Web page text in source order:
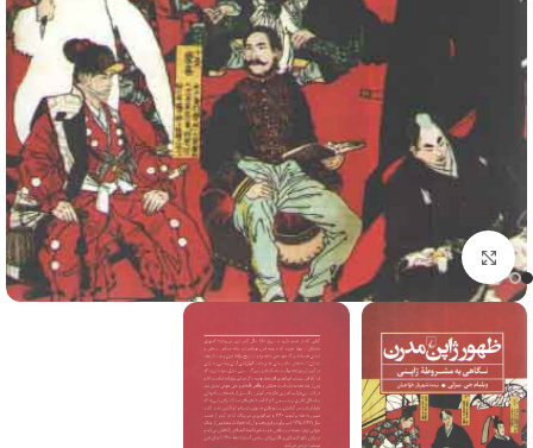
برای بزرگنمایی کلیک کنید